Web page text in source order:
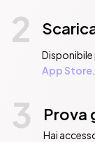
2
Disponibile
App Store.
3 Prova
Hai